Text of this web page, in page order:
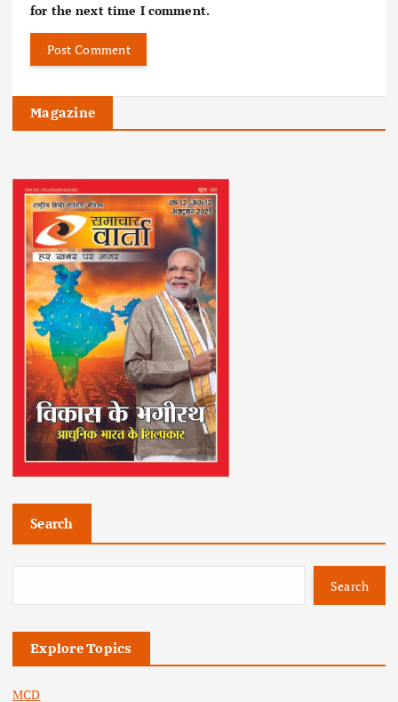
for the next time I comment.
Magazine
Search
Search
Explore Topics
MCD